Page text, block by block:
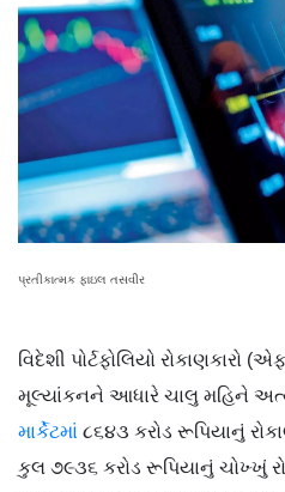
પ્રતીકાત્મક ફાઇલ તસવીર
વિદેશી પોર્ટફોલિયો રોકાણકારો
મૂલ્યાંકનને આધારે ચાલુ મહિને
માર્કેટમાં ૮૬૪૩ કરોડ રૂપિયાનું
કુલ ૭૯૩૬ કરોડ રૂપિયાનું ચોખ્ખું